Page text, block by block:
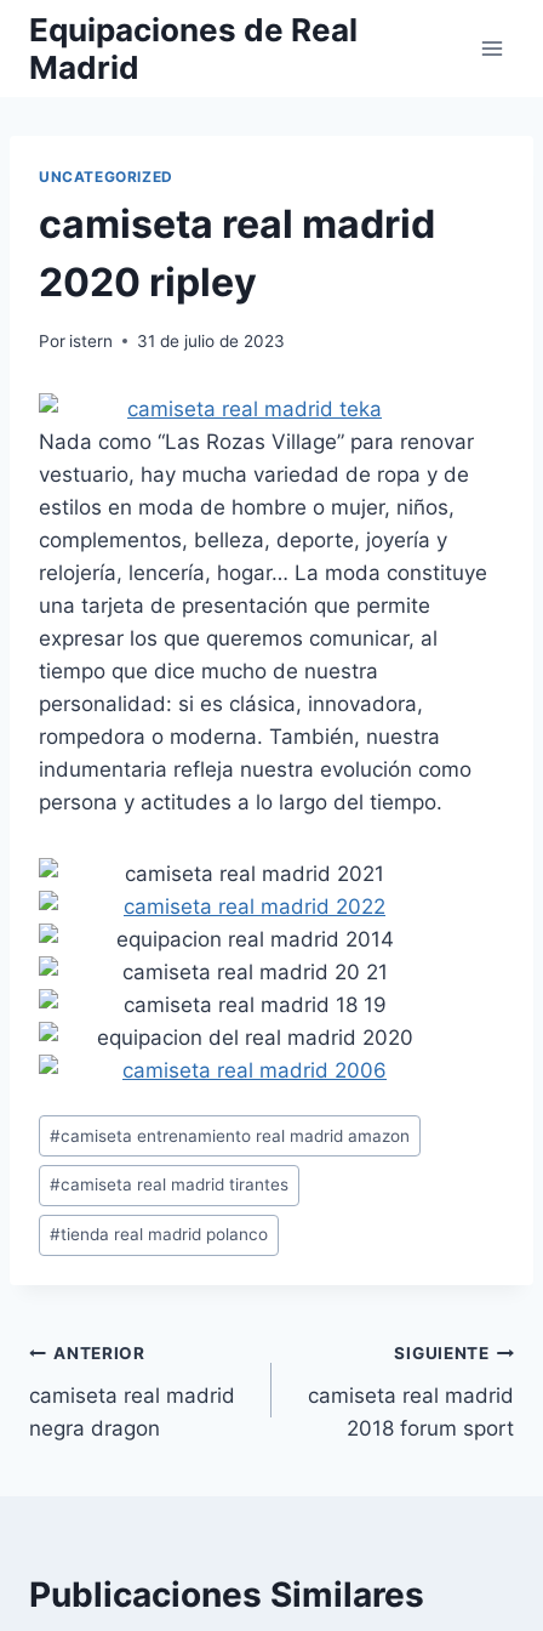
Saltar
contenido
Equipaciones de Real
Madrid
UNCATEGORIZED
camiseta real madrid
2020 ripley
Por istern 31 de julio de 2023
Nada como “Las Rozas Village” para renovar
vestuario, hay mucha variedad de ropa y de
estilos en moda de hombre o mujer, niños,
complementos, belleza, deporte, joyería y
relojería, lencería, hogar… La moda constituye
una tarjeta de presentación que permite
expresar los que queremos comunicar, al
tiempo que dice mucho de nuestra
personalidad: si es clásica, innovadora,
rompedora o moderna. También, nuestra
indumentaria refleja nuestra evolución como
persona y actitudes a lo largo del tiempo.
Etiquetas
de
la
entrada:
#camiseta entrenamiento real madrid amazon
#camiseta real madrid tirantes
#tienda real madrid polanco
Navegación
de
ANTERIOR
camiseta real madrid
negra dragon
SIGUIENTE
camiseta real madrid
2018 forum sport
Publicaciones Similares